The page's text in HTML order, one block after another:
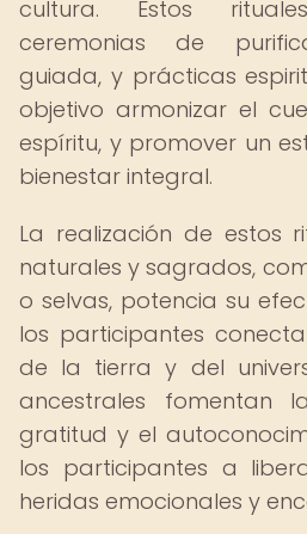
cultura. Estos
ceremonias de
guiada, y prácticas
objetivo armonizar el
espíritu, y promover un
bienestar integral.
La realización de estos
naturales y sagrados,
o selvas, potencia su
los participantes
de la tierra y del
ancestrales fomentan
gratitud y el
los participantes a
heridas emocionales y